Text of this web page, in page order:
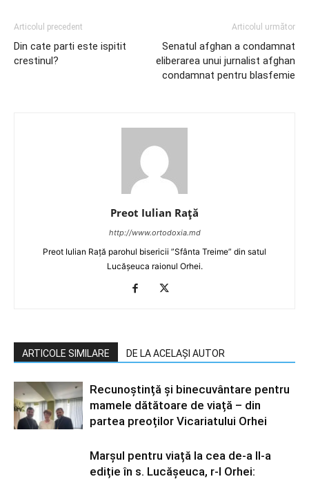
Articolul precedent
Din cate parti este ispitit
crestinul?
Articolul următor
Senatul afghan a condamnat
eliberarea unui jurnalist afghan
condamnat pentru blasfemie
Preot Iulian Raţă
http://www.ortodoxia.md
Preot Iulian Rață parohul bisericii ”Sfânta Treime” din satul
Lucășeuca raionul Orhei.
ARTICOLE SIMILARE DE LA ACELAȘI AUTOR
Recunoștință și binecuvântare pentru
mamele dătătoare de viață – din
partea preoților Vicariatului Orhei
Marșul pentru viață la cea de-a II-a
ediție în s. Lucășeuca, r-l Orhei: